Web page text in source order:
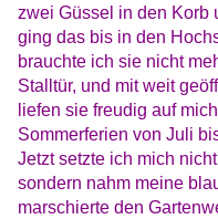
zwei Güssel in den Korb
ging das bis in den
brauchte ich sie nicht
Stalltür, und mit weit
liefen sie freudig auf
Sommerferien von Juli
Jetzt setzte ich mich
sondern nahm meine
marschierte den